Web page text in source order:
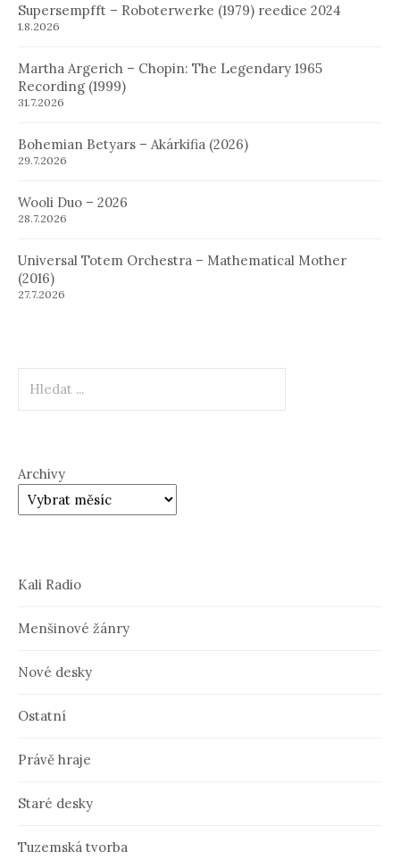
Supersempfft – Roboterwerke (1979) reedice 2024
1.8.2026
Martha Argerich – Chopin: The Legendary 1965
Recording (1999)
31.7.2026
Bohemian Betyars – Akárkifia (2026)
29.7.2026
Wooli Duo – 2026
28.7.2026
Universal Totem Orchestra – Mathematical Mother
(2016)
27.7.2026
Archivy
Kali Radio
Menšinové žánry
Nové desky
Ostatní
Právě hraje
Staré desky
Tuzemská tvorba